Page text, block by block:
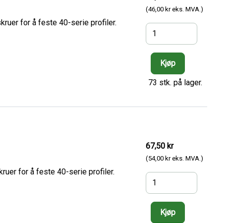
for å feste 40-serie profiler.
(46,00 kr eks. MVA.)
73 stk. på lager.
for å feste 40-serie profiler.
67,50 kr
(54,00 kr eks. MVA.)